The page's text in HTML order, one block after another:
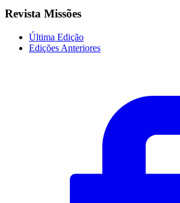
Revista Missões
Última Edição
Edições Anteriores